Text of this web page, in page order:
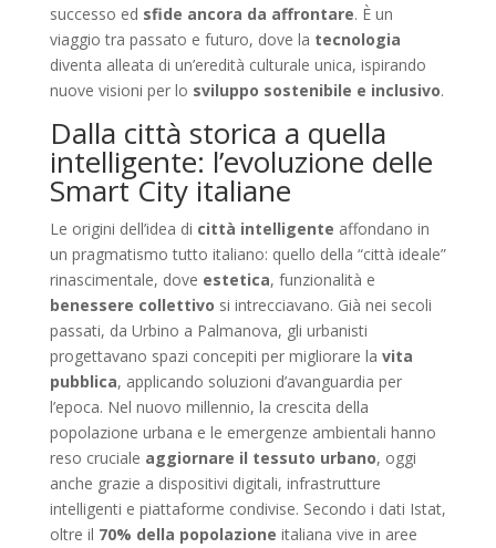
successo ed sfide ancora da affrontare. È un
viaggio tra passato e futuro, dove la tecnologia
diventa alleata di un’eredità culturale unica, ispirando
nuove visioni per lo sviluppo sostenibile e inclusivo.
Dalla città storica a quella
intelligente: l’evoluzione delle
Smart City italiane
Le origini dell’idea di città intelligente affondano in
un pragmatismo tutto italiano: quello della “città ideale”
rinascimentale, dove estetica, funzionalità e
benessere collettivo si intrecciavano. Già nei secoli
passati, da Urbino a Palmanova, gli urbanisti
progettavano spazi concepiti per migliorare la vita
pubblica, applicando soluzioni d’avanguardia per
l’epoca. Nel nuovo millennio, la crescita della
popolazione urbana e le emergenze ambientali hanno
reso cruciale aggiornare il tessuto urbano, oggi
anche grazie a dispositivi digitali, infrastrutture
intelligenti e piattaforme condivise. Secondo i dati Istat,
oltre il 70% della popolazione italiana vive in aree